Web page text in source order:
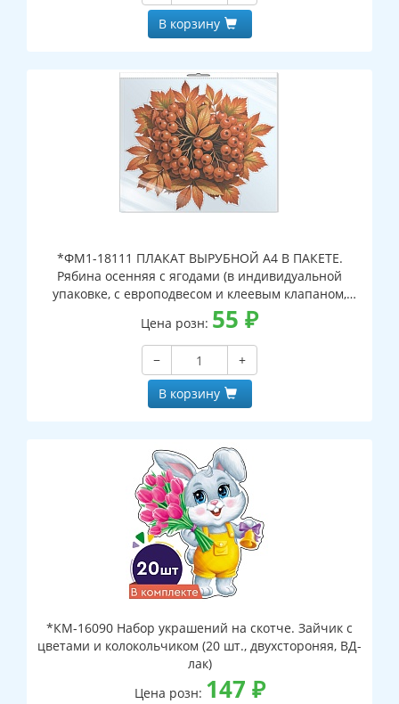
В корзину
*ФМ1-18111 ПЛАКАТ ВЫРУБНОЙ А4 В ПАКЕТЕ.
Рябина осенняя с ягодами (в индивидуальной
упаковке, с европодвесом и клеевым клапаном,
двухсторонний, ВД-лак)
Цена розн: 55 ₽
−
+
В корзину
*КМ-16090 Набор украшений на скотче. Зайчик с
цветами и колокольчиком (20 шт., двухстороняя, ВД-
лак)
Цена розн: 147 ₽